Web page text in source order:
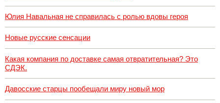
Юлия Навальная не справилась с ролью вдовы героя
Новые русские сенсации
Какая компания по доставке самая отвратительная? Это
СДЭК.
Давосские старцы пообещали миру новый мор